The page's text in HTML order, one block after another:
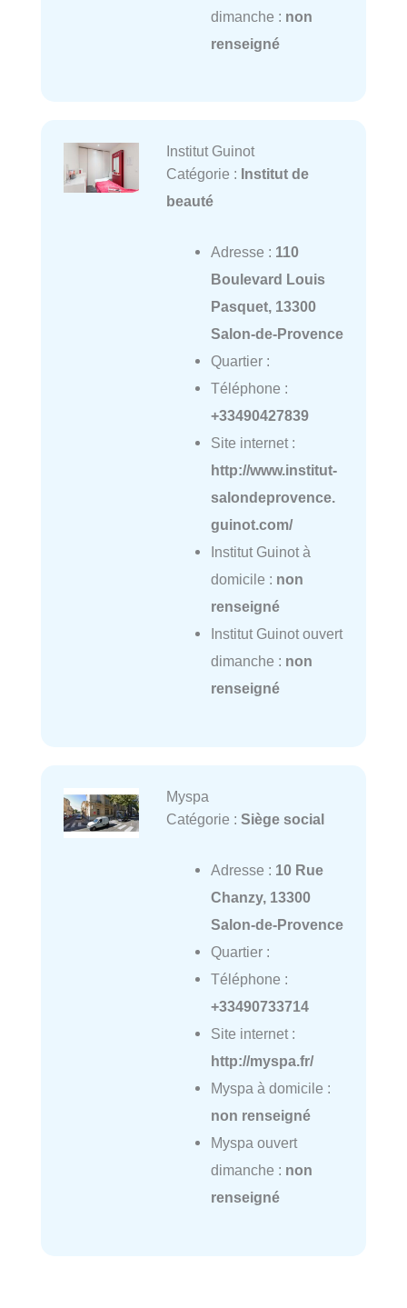
dimanche : non
renseigné
Institut Guinot
Catégorie : Institut de
beauté
Adresse : 110
Boulevard Louis
Pasquet, 13300
Salon-de-Provence
Quartier :
Téléphone :
+33490427839
Site internet :
http://www.institut-
salondeprovence.
guinot.com/
Institut Guinot à
domicile : non
renseigné
Institut Guinot ouvert
dimanche : non
renseigné
Myspa
Catégorie : Siège social
Adresse : 10 Rue
Chanzy, 13300
Salon-de-Provence
Quartier :
Téléphone :
+33490733714
Site internet :
http://myspa.fr/
Myspa à domicile :
non renseigné
Myspa ouvert
dimanche : non
renseigné